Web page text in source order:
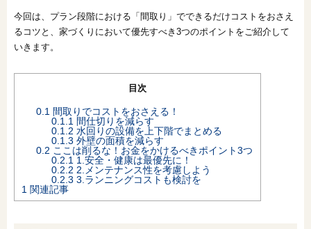
オンライン相談会
今回は、プラン段階における「間取り」でできるだけコストをおさえ
るコツと、家づくりにおいて優先すべき3つのポイントをご紹介して
いきます。
目次
0.1 間取りでコストをおさえる！
0.1.1 間仕切りを減らす
0.1.2 水回りの設備を上下階でまとめる
0.1.3 外壁の面積を減らす
0.2 ここは削るな！お金をかけるべきポイント3つ
0.2.1 1.安全・健康は最優先に！
0.2.2 2.メンテナンス性を考慮しよう
0.2.3 3.ランニングコストも検討を
1 関連記事